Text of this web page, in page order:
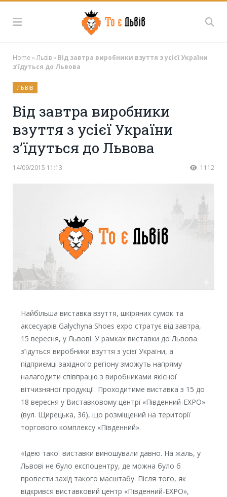
Home »Львів» Від завтра виробники взуття з усієї України
з’їдуться до Львова
ЛЬВІВ
Від завтра виробники
взуття з усієї України
з’їдуться до Львова
14/09/2015 11:13 1112
Найбільша виставка взуття, шкіряних сумок та
аксесуарів Galychyna Shoes expo стратує від завтра,
15 вересня, у Львові. У рамках виставки до Львова
з’їдуться виробники взуття з усієї України, а
підприємці західного регіону зможуть напряму
налагодити співпрацю з виробниками якісної
вітчизняної продукції. Проходитиме виставка з 15 до
18 вересня у Виставковому центрі «Південний-EXPO»
(вул. Щирецька, 36), що розміщений на території
торгового комплексу «Південний».
«Ідею такої виставки виношували давно. На жаль, у
Львові не було експоцентру, де можна було б
провести захід такого масштабу. Після того, як
відкрився виставковий центр «Південний-EXPO»,